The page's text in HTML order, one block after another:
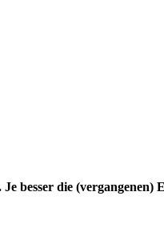
besser die (vergangenen)